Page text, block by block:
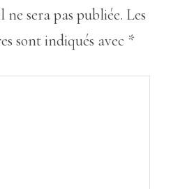
ne sera pas publiée. Les
sont indiqués avec *